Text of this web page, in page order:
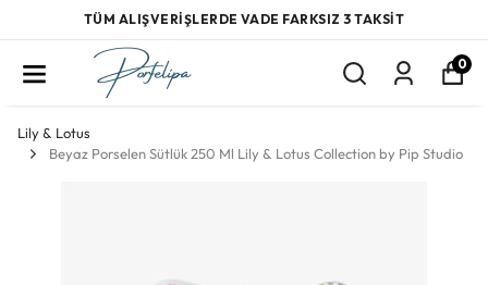
TÜM ALIŞVERİŞLERDE VADE FARKSIZ 3 TAKSİT
0
Lily & Lotus
Beyaz Porselen Sütlük 250 Ml Lily & Lotus Collection by Pip Studio